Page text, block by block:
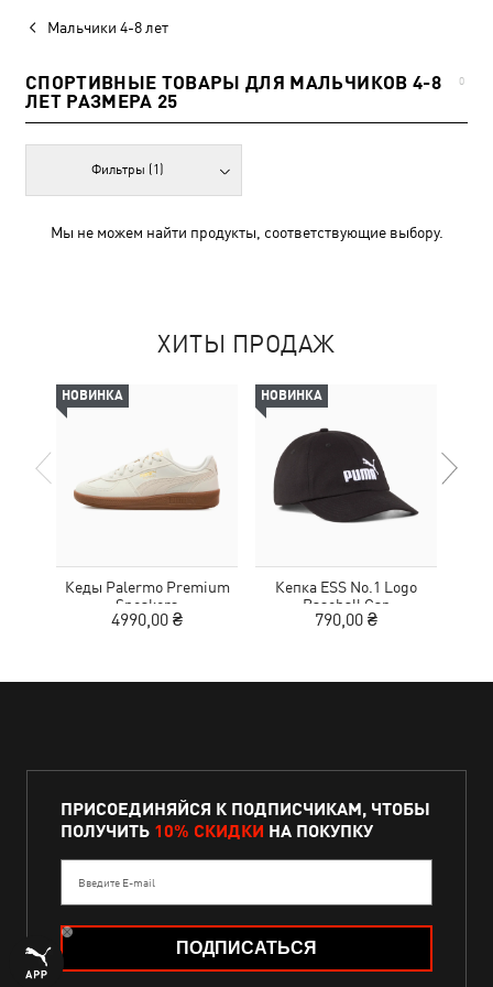
Мальчики 4-8 лет
СПОРТИВНЫЕ ТОВАРЫ ДЛЯ МАЛЬЧИКОВ 4-8
ЛЕТ РАЗМЕРА 25
0
Фильтры (1)
Мы не можем найти продукты, соответствующие выбору.
ХИТЫ ПРОДАЖ
НОВИНКА
Кеды Palermo Premium
Sneakers
4990,00 ₴
НОВИНКА
Кепка ESS No.1 Logo
Baseball Cap
790,00 ₴
ПРИСОЕДИНЯЙСЯ К ПОДПИСЧИКАМ, ЧТОБЫ
ПОЛУЧИТЬ 10% СКИДКИ НА ПОКУПКУ
Введите E-mail
ПОДПИСАТЬСЯ